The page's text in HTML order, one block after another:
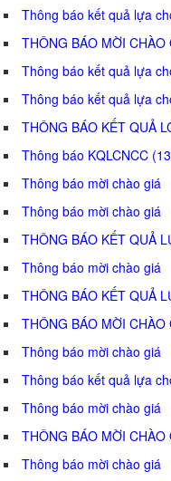
Thông báo kết quả lựa
THÔNG BÁO MỜI CHÀO
Thông báo kết quả lựa
Thông báo kết quả lựa
THÔNG BÁO KẾT QUẢ
Thông báo KQLCNCC
Thông báo mời chào giá
Thông báo mời chào giá
THÔNG BÁO KẾT QUẢ
Thông báo mời chào giá
THÔNG BÁO KẾT QUẢ
THÔNG BÁO MỜI CHÀO
Thông báo mời chào giá
Thông báo kết quả lựa
Thông báo mời chào giá
THÔNG BÁO MỜI CHÀO
Thông báo mời chào giá